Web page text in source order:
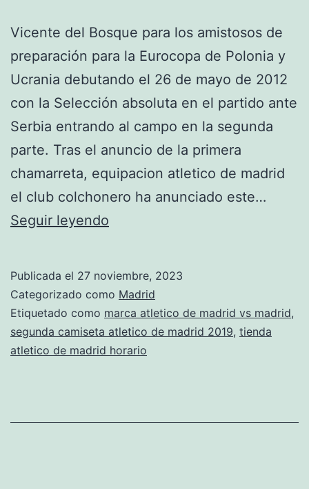
Vicente del Bosque para los amistosos de
preparación para la Eurocopa de Polonia y
Ucrania debutando el 26 de mayo de 2012
con la Selección absoluta en el partido ante
Serbia entrando al campo en la segunda
parte. Tras el anuncio de la primera
chamarreta, equipacion atletico de madrid
el club colchonero ha anunciado este…
Seguir leyendo
atletico
de
madrid
Publicada el 27 noviembre, 2023
Categorizado como Madrid
Etiquetado como marca atletico de madrid vs madrid,
segunda camiseta atletico de madrid 2019, tienda
atletico de madrid horario